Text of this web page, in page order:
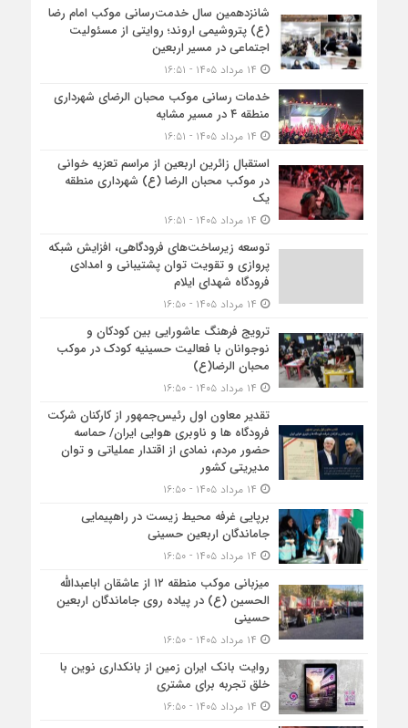
شانزدهمین سال خدمت‌رسانی موکب امام رضا
(ع) پتروشیمی اروند؛ روایتی از مسئولیت
اجتماعی در مسیر اربعین
خدمات رسانی موکب محبان الرضای شهرداری
منطقه ۴ در مسیر مشایه
استقبال زائرین اربعین از مراسم تعزیه خوانی
در موکب محبان الرضا (ع) شهرداری منطقه
یک
توسعه زیرساخت‌های فرودگاهی، افزایش شبکه
پروازی و تقویت توان پشتیبانی و امدادی
فرودگاه شهدای ایلام
ترویج فرهنگ عاشورایی بین کودکان و
نوجوانان با فعالیت حسینیه کودک در موکب
محبان الرضا(ع)
تقدیر معاون اول رئیس‌جمهور از کارکنان شرکت
فرودگاه ها و ناوبری هوایی ایران/ حماسه
حضور مردم، نمادی از اقتدار عملیاتی و توان
مدیریتی کشور
برپایی غرفه محیط زیست در راهپیمایی
جاماندگان اربعین حسینی
میزبانی موکب منطقه ۱۲ از عاشقان اباعبدالله
الحسین (ع) در پیاده روی جاماندگان اربعین
حسینی
روایت بانک ایران زمین از بانکداری نوین با
خلق تجربه برای مشتری